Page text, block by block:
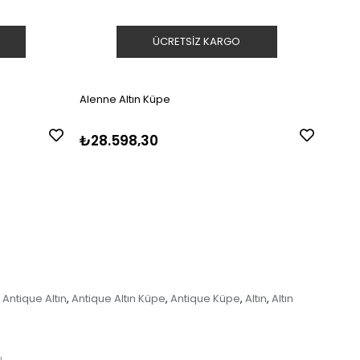
Alenne Altın Küpe
₺28.598,30
ÜCRETSIZ KARGO
Antique Altın, Antique Altın Küpe, Antique Küpe, Altın, Altın